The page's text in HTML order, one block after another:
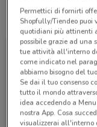
Tutte le
Permettici di fornirti
Shopfully/Tiendeo puoi
quotidiani più attinenti
possibile grazie ad una
tue attività all'interno
come indicato nel
abbiamo bisogno del
Se dai il tuo consenso
tutto il mondo
idea accedendo a
nostra App. Cosa
visualizzerai all'interno